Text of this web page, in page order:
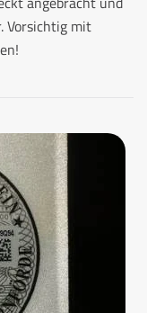
Vorsichtig mit